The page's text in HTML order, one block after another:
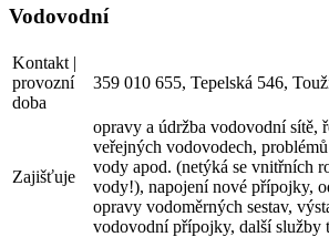
Vodovodní
Kontakt |
provozní
doba
359 010 655, Tepelská 546,
Zajišťuje
opravy a údržba vodovodní sítě,
veřejných vodovodech,
vody apod. (netýká se vnitřních
vody!), napojení nové přípojky,
opravy vodoměrných sestav,
vodovodní přípojky, další služby